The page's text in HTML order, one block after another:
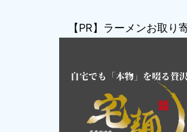
【PR】ラーメンお取り